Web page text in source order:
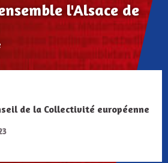
l'Alsace de
de la Collectivité européenne